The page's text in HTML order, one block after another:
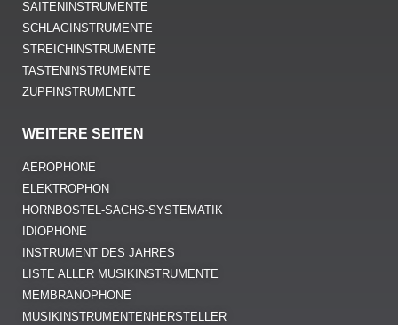
SAITENINSTRUMENTE
SCHLAGINSTRUMENTE
STREICHINSTRUMENTE
TASTENINSTRUMENTE
ZUPFINSTRUMENTE
WEITERE SEITEN
AEROPHONE
ELEKTROPHON
HORNBOSTEL-SACHS-SYSTEMATIK
IDIOPHONE
INSTRUMENT DES JAHRES
LISTE ALLER MUSIKINSTRUMENTE
MEMBRANOPHONE
MUSIKINSTRUMENTENHERSTELLER